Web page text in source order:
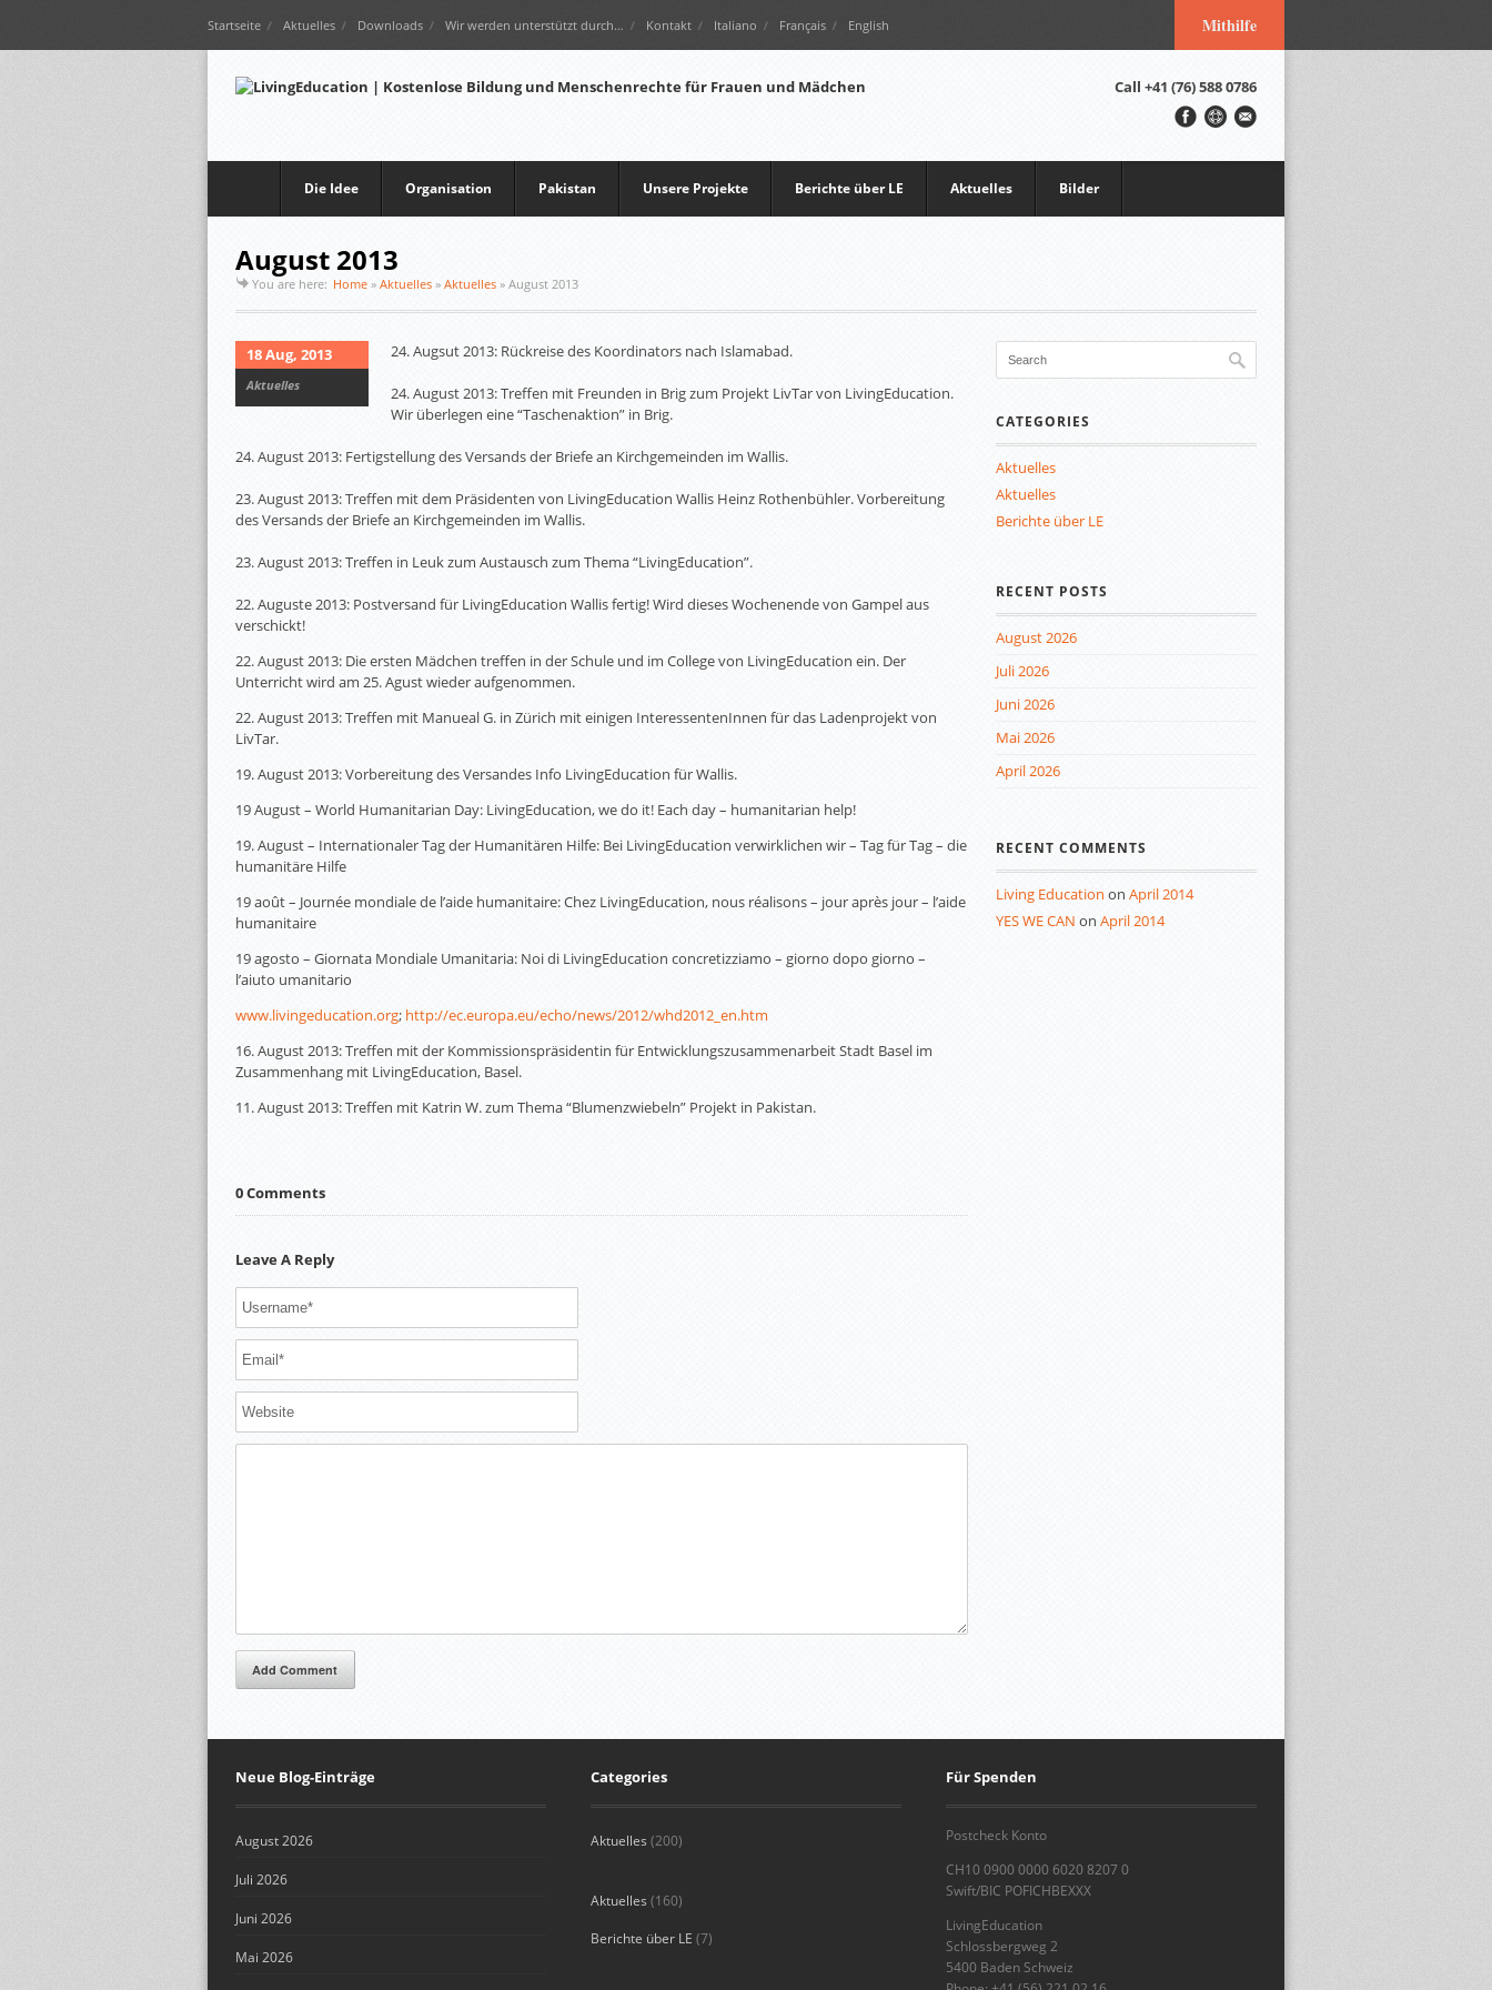
Mithilfe
Startseite Aktuelles Downloads Wir werden unterstützt durch… Kontakt Italiano Français English
Call +41 (76) 588 0786
Die Idee Organisation Pakistan Unsere Projekte Berichte über LE Aktuelles Bilder
August 2013
You are here: Home » Aktuelles » Aktuelles » August 2013
18 Aug, 2013
Aktuelles
24. Augsut 2013: Rückreise des Koordinators nach Islamabad.
24. August 2013: Treffen mit Freunden in Brig zum Projekt LivTar von LivingEducation.
Wir überlegen eine “Taschenaktion” in Brig.
24. August 2013: Fertigstellung des Versands der Briefe an Kirchgemeinden im Wallis.
23. August 2013: Treffen mit dem Präsidenten von LivingEducation Wallis Heinz Rothenbühler. Vorbereitung
des Versands der Briefe an Kirchgemeinden im Wallis.
23. August 2013: Treffen in Leuk zum Austausch zum Thema “LivingEducation”.
22. Auguste 2013: Postversand für LivingEducation Wallis fertig! Wird dieses Wochenende von Gampel aus
verschickt!
22. August 2013: Die ersten Mädchen treffen in der Schule und im College von LivingEducation ein. Der
Unterricht wird am 25. Agust wieder aufgenommen.
22. August 2013: Treffen mit Manueal G. in Zürich mit einigen InteressentenInnen für das Ladenprojekt von
LivTar.
19. August 2013: Vorbereitung des Versandes Info LivingEducation für Wallis.
19 August – World Humanitarian Day: LivingEducation, we do it! Each day – humanitarian help!
19. August – Internationaler Tag der Humanitären Hilfe: Bei LivingEducation verwirklichen wir – Tag für Tag – die
humanitäre Hilfe
19 août – Journée mondiale de l’aide humanitaire: Chez LivingEducation, nous réalisons – jour après jour – l’aide
humanitaire
19 agosto – Giornata Mondiale Umanitaria: Noi di LivingEducation concretizziamo – giorno dopo giorno –
l’aiuto umanitario
www.livingeducation.org; http://ec.europa.eu/echo/news/2012/whd2012_en.htm
16. August 2013: Treffen mit der Kommissionspräsidentin für Entwicklungszusammenarbeit Stadt Basel im
Zusammenhang mit LivingEducation, Basel.
11. August 2013: Treffen mit Katrin W. zum Thema “Blumenzwiebeln” Projekt in Pakistan.
0 Comments
Leave A Reply
Add Comment
CATEGORIES
Aktuelles
Aktuelles
Berichte über LE
RECENT POSTS
August 2026
Juli 2026
Juni 2026
Mai 2026
April 2026
RECENT COMMENTS
Living Education on April 2014
YES WE CAN on April 2014
Neue Blog-Einträge
August 2026
Juli 2026
Juni 2026
Mai 2026
Categories
Aktuelles (200)
Aktuelles (160)
Berichte über LE (7)
Für Spenden
Postcheck Konto
CH10 0900 0000 6020 8207 0
Swift/BIC POFICHBEXXX
LivingEducation
Schlossbergweg 2
5400 Baden Schweiz